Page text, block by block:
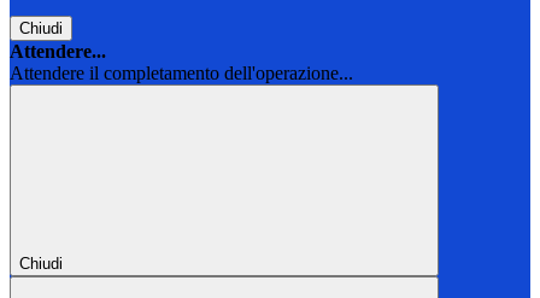
Chiudi
Attendere...
Attendere il completamento dell'operazione...
Chiudi